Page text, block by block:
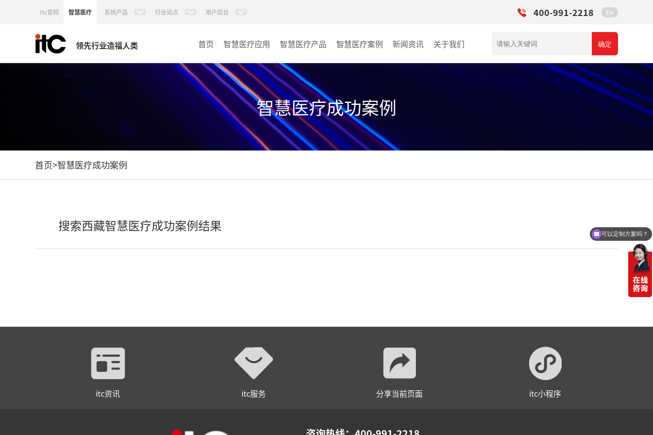
itc官网 智慧医疗 系统产品 行业站点 用户后台 400-991-2218 EN
领先行业造福人类 首页 智慧医疗应用 智慧医疗产品
病房视讯系统
AI智慧导医分诊系统
AI智慧手术对讲系统
AI智慧ICU探视系统
智慧医疗案例
门诊
会议室
其它
新闻资讯 关于我们 确定
智慧医疗成功案例
首页>智慧医疗成功案例
搜索西藏智慧医疗成功案例结果
itc资讯 itc服务 分享当前页面 itc小程序
你们电话多少
可以定制方案吗？